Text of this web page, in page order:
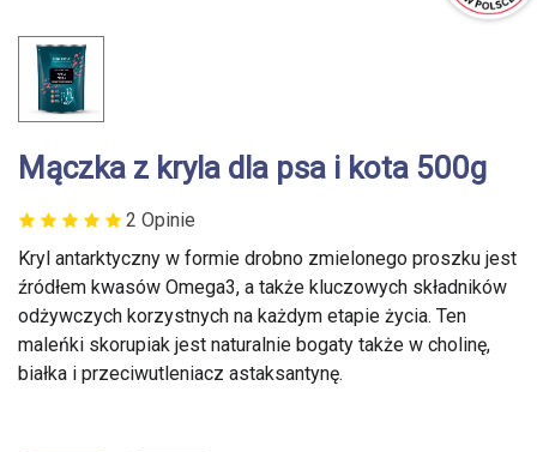
Mączka z kryla dla psa i kota 500g
2 Opinie
Kryl antarktyczny w formie drobno zmielonego proszku jest
źródłem kwasów Omega3, a także kluczowych składników
odżywczych korzystnych na każdym etapie życia. Ten
maleńki skorupiak jest naturalnie bogaty także w cholinę,
białka i przeciwutleniacz astaksantynę.